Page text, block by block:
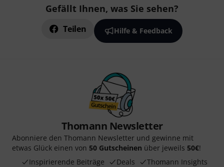
Gefällt Ihnen, was Sie sehen?
Teilen Hilfe & Feedback
Thomann Newsletter
Abonniere den Thomann Newsletter und gewinne mit
etwas Glück einen von 50 Gutscheinen über jeweils 50€!
Inspirierende Beiträge
Deals Thomann Insights